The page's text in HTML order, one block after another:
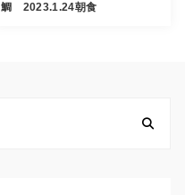
鯛 2023.1.24朝食